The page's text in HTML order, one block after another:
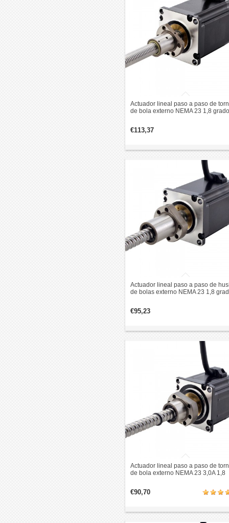
Actuador lineal paso a paso de
de bola externo NEMA 23 1,8
€113,37
Actuador lineal paso a paso de
de bolas externo NEMA 23 1,8
€95,23
Actuador lineal paso a paso de
de bola externo NEMA 23 3,0A 1,8
€90,70